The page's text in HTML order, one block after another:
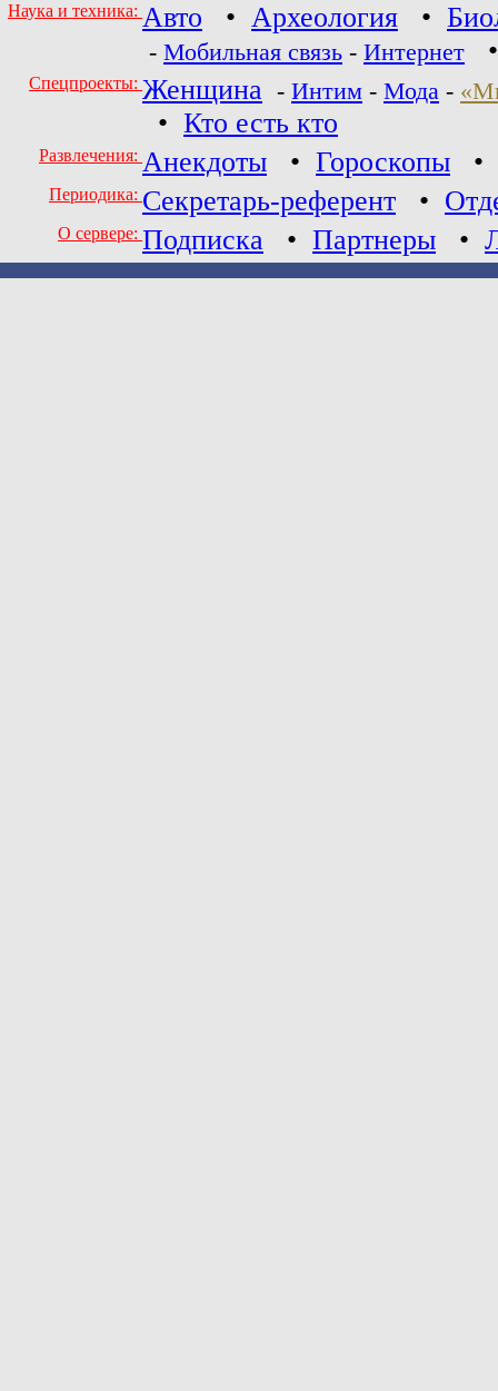
Наука и техника: Авто • Археология •
- Мобильная связь - Интернет
Спецпроекты: Женщина - Интим - Мода -
• Кто есть кто
Развлечения: Анекдоты • Гороскопы •
Периодика: Секретарь-референт •
О сервере: Подписка • Партнеры •